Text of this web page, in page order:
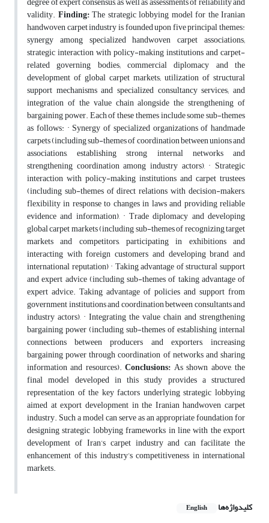
validity. Finding:The strategic lobbying model for the Iranian
handwoven carpet industry is founded upon five principal themes:
synergy among specialized handwoven carpet associations;
strategic interaction with policy-making institutions and carpet-
related governing bodies; commercial diplomacy and the
development of global carpet markets; utilization of structural
support mechanisms and specialized consultancy services; and
integration of the value chain alongside the strengthening of
bargaining power. Each of these themes include some sub-themes
as follows: · Synergy of specialized organizations of handmade
carpets (including sub-themes of coordination between unions and
associations, establishing strong internal networks and
strengthening coordination among industry actors), · Strategic
interaction with policy-making institutions and carpet trustees
(including sub-themes of direct relations with decision-makers,
flexibility in response to changes in laws and providing reliable
evidence and information), · Trade diplomacy and developing
global carpet markets (including sub-themes of recognizing target
markets and competitors, participating in exhibitions and
interacting with foreign customers and developing brand and
international reputation) · Taking advantage of structural support
and expert advice (including sub-themes of taking advantage of
expert advice. Taking advantage of policies and support from
government institutions and coordination between consultants and
industry actors), · Integrating the value chain and strengthening
bargaining power (including sub-themes of establishing internal
connections between producers and exporters, increasing
bargaining power through coordination of networks and sharing
information and resources).Conclusions: As shown above, the
final model developed in this study provides a structured
representation of the key factors underlying strategic lobbying
aimed at export development in the Iranian handwoven carpet
industry. Such a model can serve as an appropriate foundation for
designing strategic lobbying frameworks in line with the export
development of Iran’s carpet industry and can facilitate the
enhancement of this industry’s competitiveness in international
markets.
کلیدواژه‌ها English